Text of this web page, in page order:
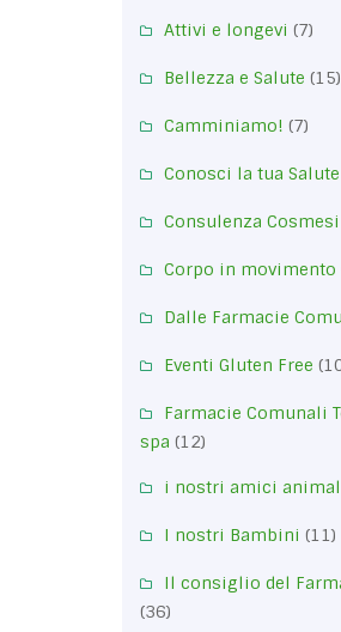
Attivi e longevi (7)
Bellezza e Salute (15)
Camminiamo! (7)
Conosci la tua Salute
Consulenza Cosmesi
Corpo in movimento
Dalle Farmacie
Eventi Gluten Free
Farmacie Comunali
spa (12)
i nostri amici
I nostri Bambini (11)
Il consiglio del
(36)